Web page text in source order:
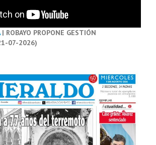
| ROBAYO PROPONE GESTIÓN
07-2026)